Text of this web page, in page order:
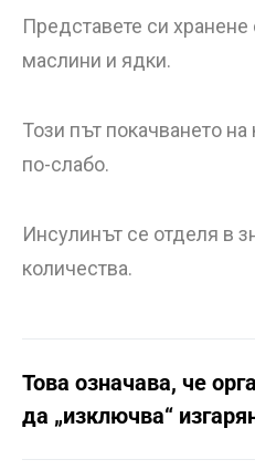
Представете си
маслини и ядки.
Този път покачването
по-слабо.
Инсулинът се отделя в
количества.
Това означава, че
да „изключва“